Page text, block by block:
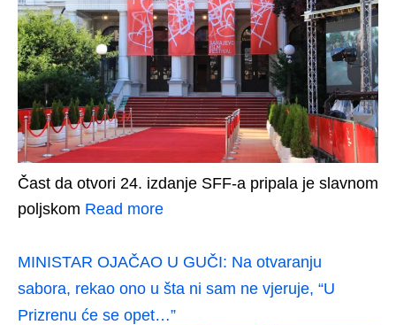
Čast da otvori 24. izdanje SFF-a pripala je slavnom
poljskom Read more
MINISTAR OJAČAO U GUČI: Na otvaranju
sabora, rekao ono u šta ni sam ne vjeruje, “U
Prizrenu će se opet…”